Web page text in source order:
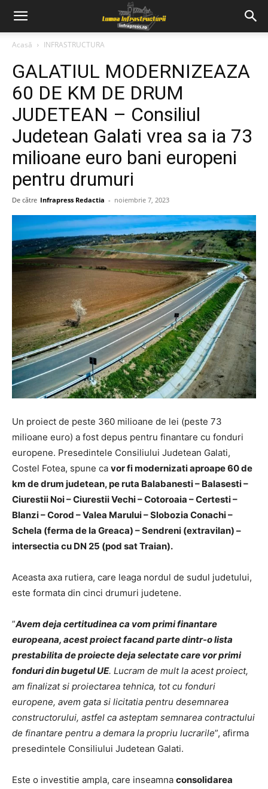
Acasă INFRASTRUCTURA
GALATIUL MODERNIZEAZA
60 DE KM DE DRUM
JUDETEAN – Consiliul
Judetean Galati vrea sa ia 73
milioane euro bani europeni
pentru drumuri
De către Infrapress Redactia - noiembrie 7, 2023
Un proiect de peste 360 milioane de lei (peste 73
milioane euro) a fost depus pentru finantare cu fonduri
europene. Presedintele Consiliului Judetean Galati,
Costel Fotea, spune ca vor fi modernizati aproape 60 de
km de drum judetean, pe ruta Balabanesti – Balasesti –
Ciurestii Noi – Ciurestii Vechi – Cotoroaia – Certesti –
Blanzi – Corod – Valea Marului – Slobozia Conachi –
Schela (ferma de la Greaca) – Sendreni (extravilan) –
intersectia cu DN 25 (pod sat Traian).
Aceasta axa rutiera, care leaga nordul de sudul judetului,
este formata din cinci drumuri judetene.
”Avem deja certitudinea ca vom primi finantare
europeana, acest proiect facand parte dintr-o lista
prestabilita de proiecte deja selectate care vor primi
fonduri din bugetul UE. Lucram de mult la acest proiect,
am finalizat si proiectarea tehnica, tot cu fonduri
europene, avem gata si licitatia pentru desemnarea
constructorului, astfel ca asteptam semnarea contractului
de finantare pentru a demara la propriu lucrarile”, afirma
presedintele Consiliului Judetean Galati.
Este o investitie ampla, care inseamna consolidarea